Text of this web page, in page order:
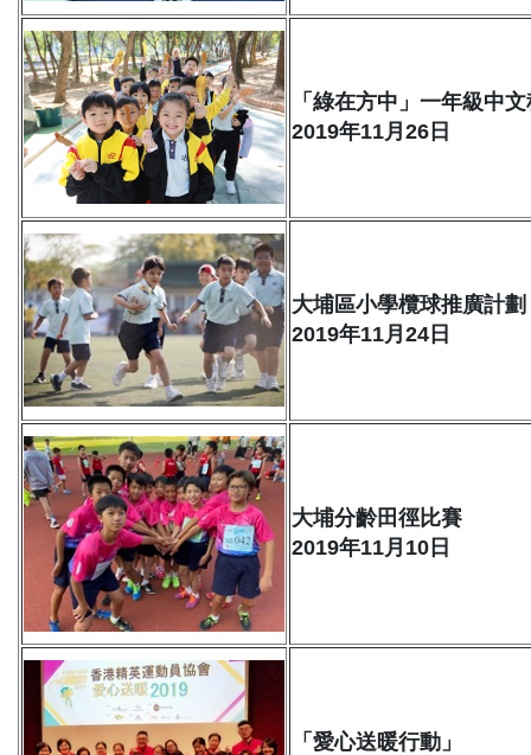
「綠在方中」一年級中
2019年11月26日
大埔區小學欖球推廣計劃
2019年11月24日
大埔分齡田徑比賽
2019年11月10日
「愛心送暖行動」